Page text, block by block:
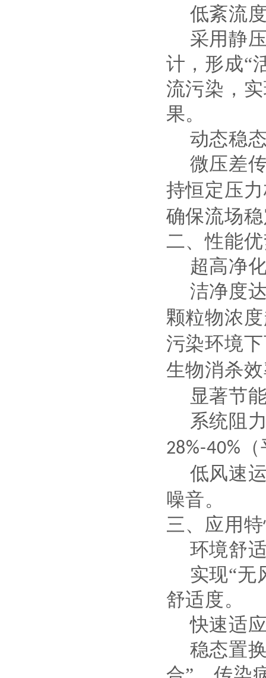
低紊流
采用静
计，形成“
流污染，
果。
动态稳
微压差
持恒定压
确保流场
二、性能
超高净
洁净度
颗粒物浓
污染环境
生物消杀
显著节
系统阻
28%-40%
低风速
噪音。
三、应用
环境舒
实现“无
舒适度。
快速适
稳态置